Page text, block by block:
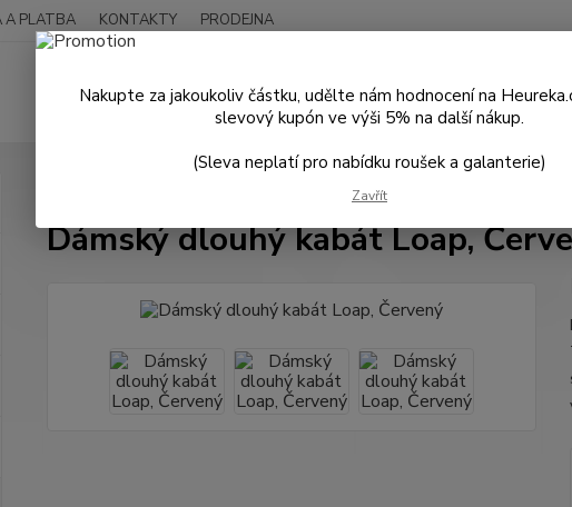
A PLATBA KONTAKTY PRODEJNA
Hledat
Dámský dlouhý kabát Loap,
Nakupte za jakoukoliv částku, udělte nám hodnocení na
slevový kupón ve výši 5% na další nákup.
(Sleva neplatí pro nabídku roušek a galanterie)
Zavřít